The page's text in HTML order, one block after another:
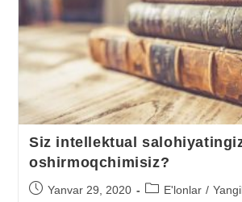
Siz intellektual
oshirmoqchimisiz?
Yanvar 29, 2020 E'lonlar /